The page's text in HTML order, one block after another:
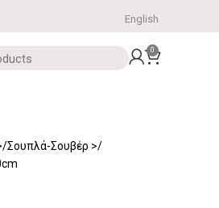
English
0
Σουπλά-Σουβέρ